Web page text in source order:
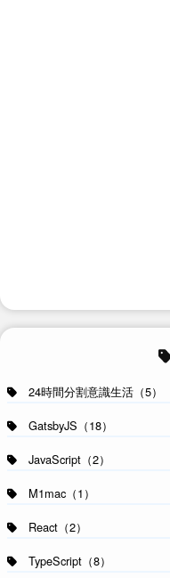
24時間分割意識生活（5）
GatsbyJS（18）
JavaScript（2）
M1mac（1）
React（2）
TypeScript（8）